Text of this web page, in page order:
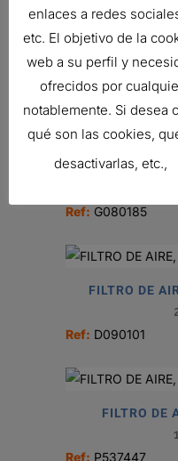
FILTRO DE
Ref:G070019
Ref: G080185
FILTRO DE
Ref: D090101
FILTRO DE
Ref: P537447
enlaces a redes
etc. El objetivo de la
web a su perfil y
ofrecidos por
notablemente. Si desea
qué son las cookies,
desactivarlas, etc.,